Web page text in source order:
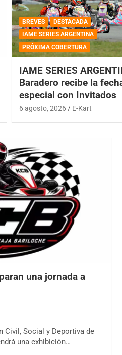
BREVES
DESTACADA
IAME SERIES ARGENTINA
PRÓXIMA COBERTURA
IAME SERIES
Baradero recibe la
especial con Invitados
6 agosto, 2026 E-Kart
una jornada a
Civil, Social y Deportiva de
una exhibición…